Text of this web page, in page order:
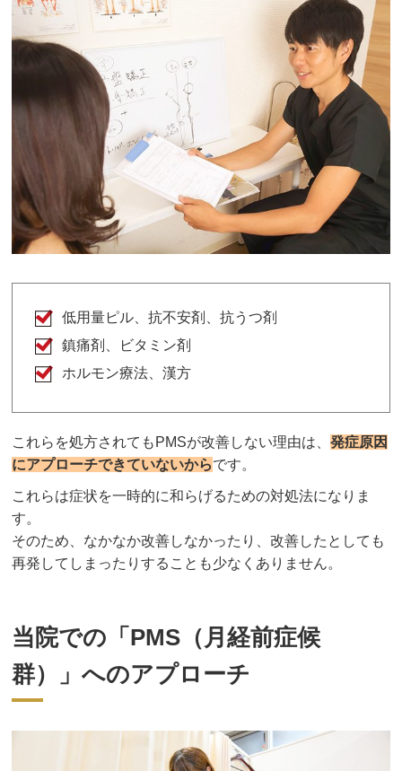
低用量ピル、抗不安剤、抗うつ剤
鎮痛剤、ビタミン剤
ホルモン療法、漢方
これらを処方されてもPMSが改善しない理由は、発症原因
にアプローチできていないからです。
これらは症状を一時的に和らげるための対処法になりま
す。
そのため、なかなか改善しなかったり、改善したとしても
再発してしまったりすることも少なくありません。
当院での「PMS（月経前症候
群）」へのアプローチ